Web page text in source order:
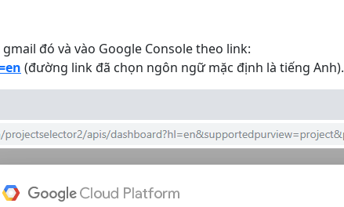
đó và vào Google Console theo link:
(đường link đã chọn ngôn ngữ mặc định là tiếng Anh).